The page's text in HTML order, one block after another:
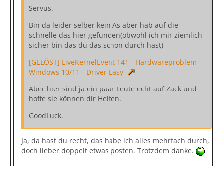
Servus.
Bin da leider selber kein As aber hab auf die
schnelle das hier gefunden(obwohl ich mir ziemlich
sicher bin das du das schon durch hast)
[GELÖST] LiveKernelEvent 141 - Hardwareproblem -
Windows 10/11 - Driver Easy
Aber hier sind ja ein paar Leute echt auf Zack und
hoffe sie können dir Helfen.
GoodLuck.
Ja, da hast du recht, das habe ich alles mehrfach durch,
doch lieber doppelt etwas posten. Trotzdem danke.